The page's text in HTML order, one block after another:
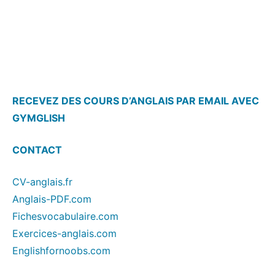
RECEVEZ DES COURS D’ANGLAIS PAR EMAIL AVEC
GYMGLISH
CONTACT
CV-anglais.fr
Anglais-PDF.com
Fichesvocabulaire.com
Exercices-anglais.com
Englishfornoobs.com